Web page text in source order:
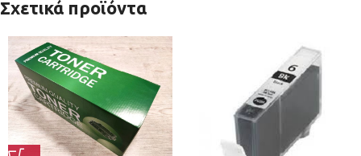
Σχετικά προϊόντα